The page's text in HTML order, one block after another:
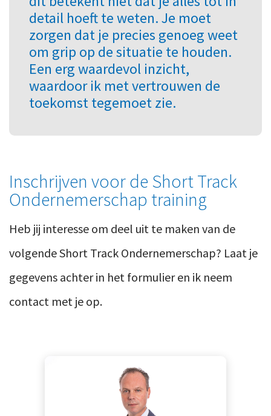
detail hoeft te weten. Je moet
zorgen dat je precies genoeg weet
om grip op de situatie te houden.
Een erg waardevol inzicht,
waardoor ik met vertrouwen de
toekomst tegemoet zie.
Inschrijven voor de Short Track
Ondernemerschap training
Heb jij interesse om deel uit te maken van de
volgende Short Track Ondernemerschap? Laat je
gegevens achter in het formulier en ik neem
contact met je op.